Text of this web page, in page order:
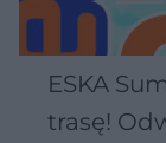
ESKA
trasę!